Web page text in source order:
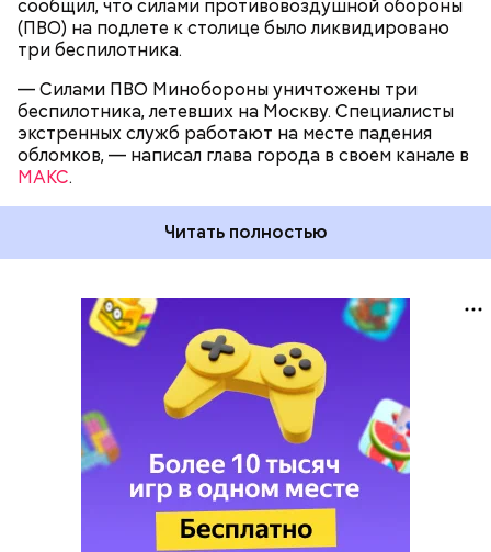
сообщил, что силами противовоздушной обороны
(ПВО) на подлете к столице было ликвидировано
три беспилотника.
— Силами ПВО Минобороны уничтожены три
беспилотника, летевших на Москву. Специалисты
экстренных служб работают на месте падения
обломков, — написал глава города в своем канале в
МАКС.
Читать полностью